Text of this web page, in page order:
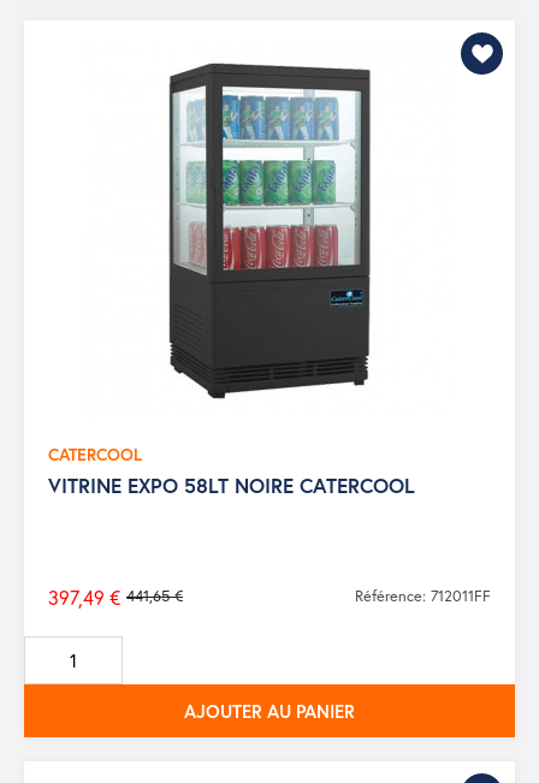
CATERCOOL
VITRINE EXPO 58LT NOIRE CATERCOOL
Prix
de
base
441,65 €
397,49 € Référence: 712011FF
AJOUTER AU PANIER